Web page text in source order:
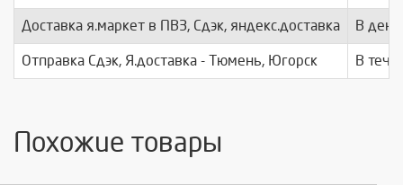
Доставка я.маркет в ПВЗ, Сдэк, яндекс.доставка В день
Отправка Сдэк, Я.доставка - Тюмень, Югорск В
Похожие товары